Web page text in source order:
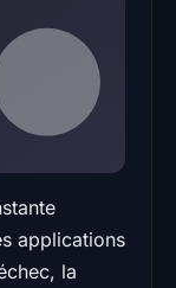
applications
la